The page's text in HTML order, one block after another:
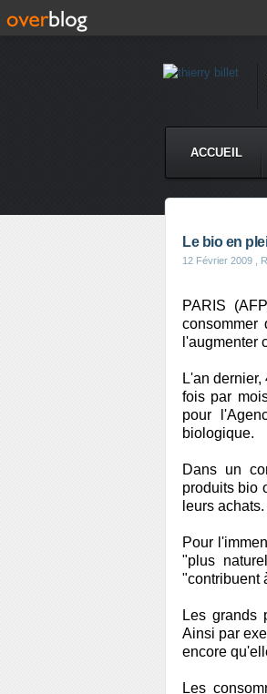
ACCUEIL
Le bio en
12 Février 2009 ,
PARIS
consommer
l'augmenter
L'an
fois par
pour
biologique.
Dans un
produits bio
leurs achats.
Pour
"plus
"contribuent
Les grands
Ainsi par
encore
Les